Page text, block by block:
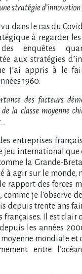
stratégie d’innovation
vu dans le cas du
à regarder
enquêtes
aux stratégies
j’ai appris à le
1960.
des facteurs
la classe moyenne
entreprises
jeu international que
la Grande-
à agir sur le monde,
le rapport des forces
je l’observe
depuis trente ans
françaises. Il est clair
depuis les années
mondiale et
entre